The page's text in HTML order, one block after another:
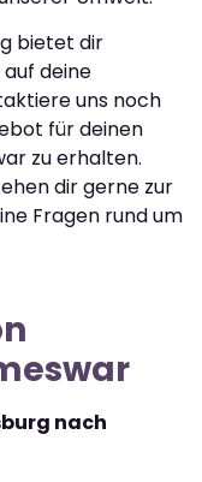
bietet dir
deine
uns noch
für deinen
zu erhalten.
dir gerne zur
Fragen rund um
nach